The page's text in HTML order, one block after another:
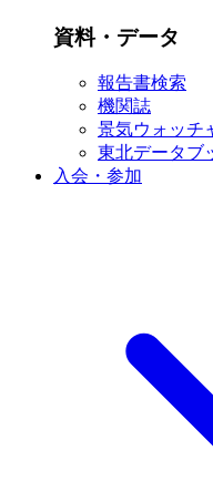
資料・データ
報告書検索
機関誌
景気ウォッチ
東北データブ
入会・参加